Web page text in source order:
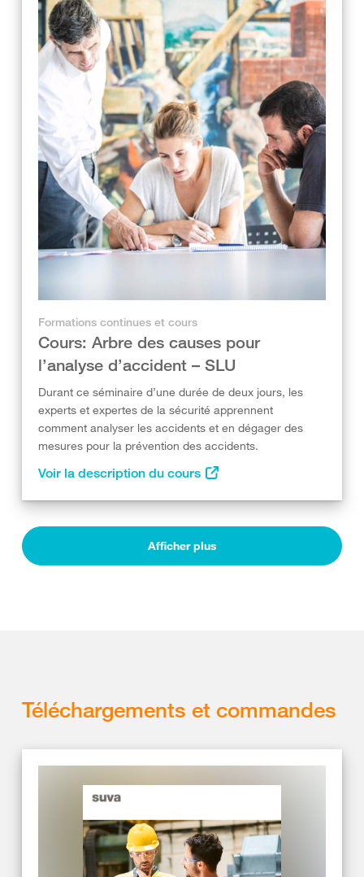
Formations continues et cours
Cours: Arbre des causes pour
l’analyse d’accident – SLU
Durant ce séminaire d’une durée de deux jours, les
experts et expertes de la sécurité apprennent
comment analyser les accidents et en dégager des
mesures pour la prévention des accidents.
Voir la description du cours
Afficher plus
Téléchargements et commandes